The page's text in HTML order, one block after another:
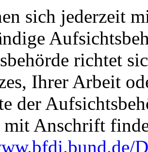
sich jederzeit
richtet
Ihrer Arbeit
der
mit Anschrift